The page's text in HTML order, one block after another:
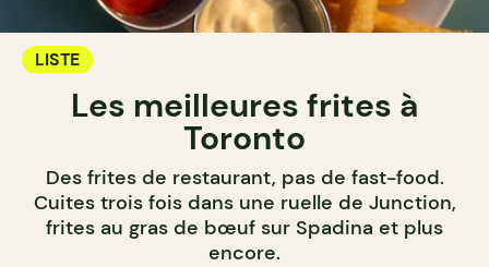
LISTE
Les meilleures frites à
Toronto
Des frites de restaurant, pas de fast-food.
Cuites trois fois dans une ruelle de Junction,
frites au gras de bœuf sur Spadina et plus
encore.